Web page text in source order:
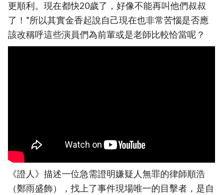
更順利。現在都快20歲了，好像不能再叫他們叔叔
了！”所以其實金香起說自己現在也非常苦惱是否應
該改稱呼這些演員們為前輩或是老師比較恰當呢？
《證人》描述一位急需證明嫌疑人無罪的律師順浩
（鄭雨盛飾），找上了事件現場唯一的目擊者，是自